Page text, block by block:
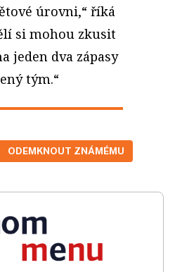
úrovni,“ říká
si mohou zkusit
jeden dva zápasy
tým.“
ODEMKNOUT ZNÁMÉMU